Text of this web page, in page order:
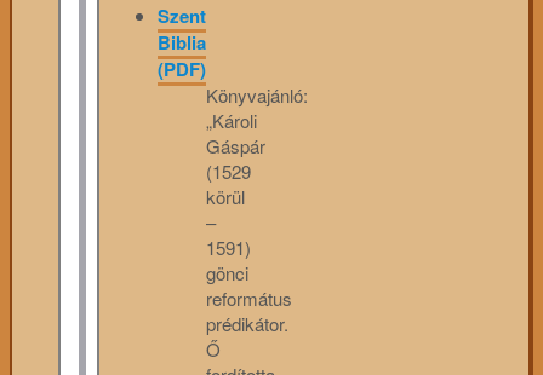
Szent
Biblia
(PDF)
Könyvajánló:
„Károli
Gáspár
(1529
körül
–
1591)
gönci
református
prédikátor.
Ő